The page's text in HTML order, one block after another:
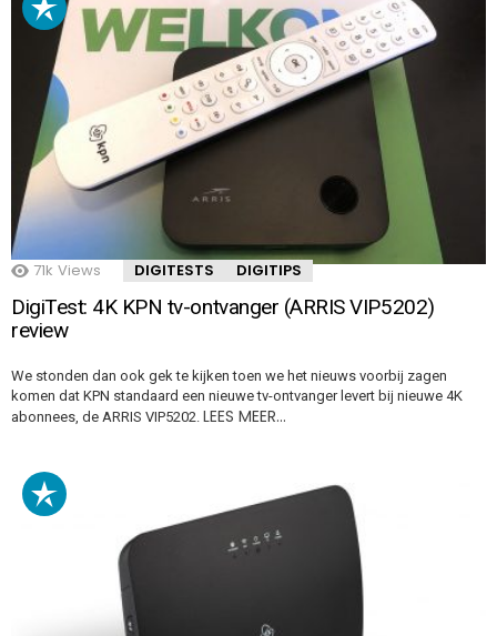
71k Views DIGITESTS DIGITIPS
DigiTest: 4K KPN tv-ontvanger (ARRIS VIP5202)
review
We stonden dan ook gek te kijken toen we het nieuws voorbij zagen
komen dat KPN standaard een nieuwe tv-ontvanger levert bij nieuwe 4K
abonnees, de ARRIS VIP5202. LEES MEER…